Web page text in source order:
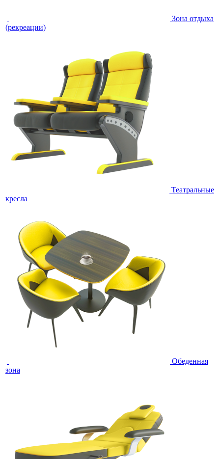
Зона отдыха
(рекреации)
Театральные
кресла
Обеденная
зона